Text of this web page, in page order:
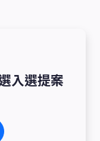
入選提案